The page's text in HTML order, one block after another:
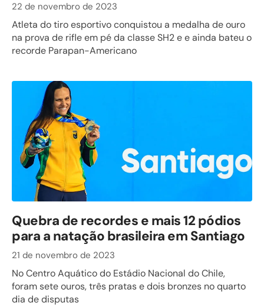
22 de novembro de 2023
Atleta do tiro esportivo conquistou a medalha de ouro
na prova de rifle em pé da classe SH2 e e ainda bateu o
recorde Parapan-Americano
Quebra de recordes e mais 12 pódios
para a natação brasileira em Santiago
21 de novembro de 2023
No Centro Aquático do Estádio Nacional do Chile,
foram sete ouros, três pratas e dois bronzes no quarto
dia de disputas